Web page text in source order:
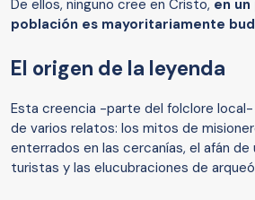
De ellos, ninguno cree en Cristo, en
población es mayoritariamente
El origen de la leyenda
Esta creencia -parte del folclore local-
de varios relatos: los mitos de
enterrados en las cercanías, el afán
turistas y las elucubraciones de